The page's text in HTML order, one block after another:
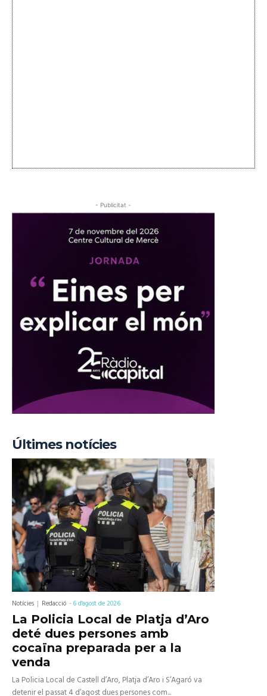
- Publicitat -
Últimes notícies
Notícies Redacció -6 d'agost de 2026
La Policia Local de Platja d’Aro
deté dues persones amb
cocaïna preparada per a la
venda
La Policia Local de Castell d’Aro, Platja d’Aro i S’Agaró va
detenir el passat 4 d’agost dues persones com...